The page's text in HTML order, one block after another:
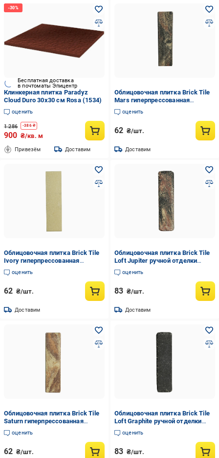
Бесплатная доставка
в почтоматы Эпицентр
Клинкерная плитка Paradyz
Cloud Duro 30x30 см Rosa (1534)
оценить
1 286 -386₴
900 ₴/кв. м
Привезём Доставим
Облицовочная плитка Brick Tile
Mars гиперпрессованная
гладкая
оценить
62 ₴/шт.
Доставим
Облицовочная плитка Brick Tile
Ivory гиперпрессованная
гладкая (TileBrick4)
оценить
62 ₴/шт.
Доставим
Облицовочная плитка Brick Tile
Loft Jupiter ручной отделки
(TileBrick6)
оценить
83 ₴/шт.
Доставим
Облицовочная плитка Brick Tile
Saturn гиперпрессованная
гладкая (TileBrick)
оценить
62 ₴/шт.
Облицовочная плитка Brick Tile
Loft Graphite ручной отделки
(TileBrick5)
оценить
83 ₴/шт.